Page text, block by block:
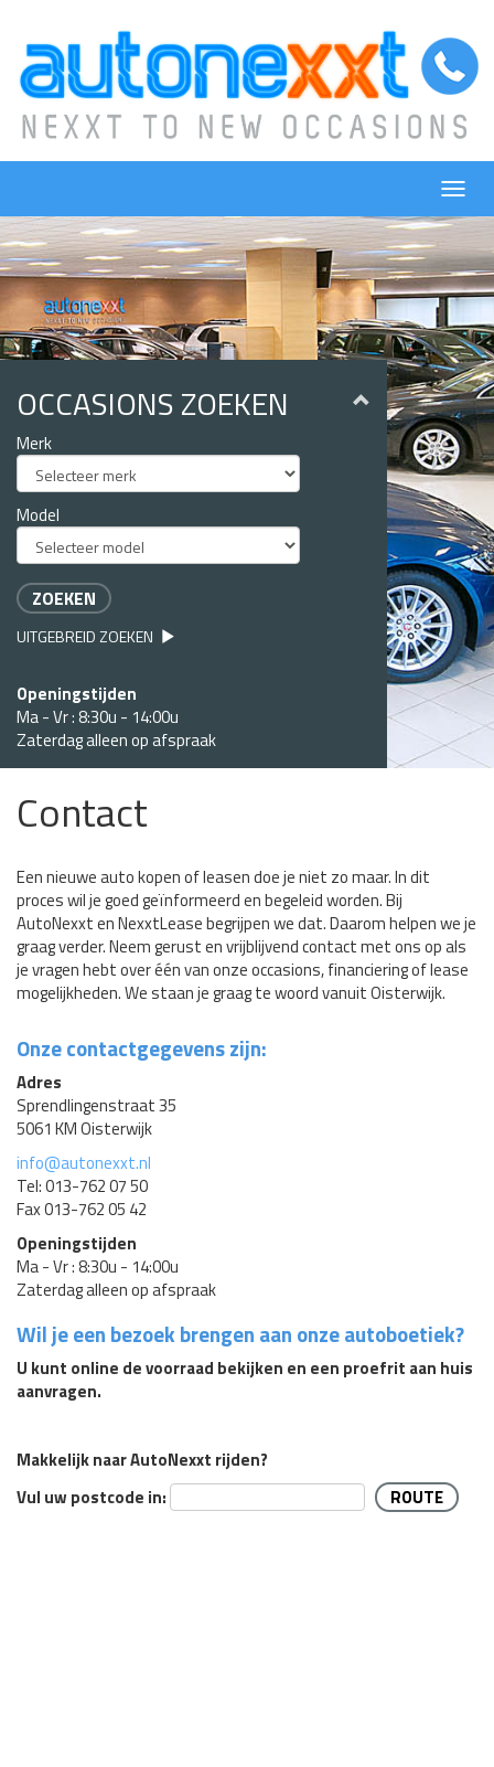
main
content
OCCASIONS ZOEKEN
Merk
Model
ZOEKEN
UITGEBREID ZOEKEN
Openingstijden
Ma - Vr : 8:30u - 14:00u
Zaterdag alleen op afspraak
Contact
Een nieuwe auto kopen of leasen doe je niet zo maar. In dit
proces wil je goed geïnformeerd en begeleid worden. Bij
AutoNexxt en NexxtLease begrijpen we dat. Daarom helpen we je
graag verder. Neem gerust en vrijblijvend contact met ons op als
je vragen hebt over één van onze occasions, financiering of lease
mogelijkheden. We staan je graag te woord vanuit Oisterwijk.
Onze contactgegevens zijn:
Adres
Sprendlingenstraat 35
5061 KM Oisterwijk
info@autonexxt.nl
Tel: 013-762 07 50
Fax 013-762 05 42
Openingstijden
Ma - Vr : 8:30u - 14:00u
Zaterdag alleen op afspraak
Wil je een bezoek brengen aan onze autoboetiek?
U kunt online de voorraad bekijken en een proefrit aan huis
aanvragen.
Makkelijk naar AutoNexxt rijden?
Vul uw postcode in: